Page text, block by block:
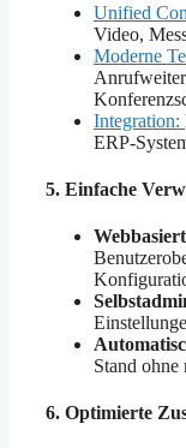
Unified
Video,
Moderne
Integration:
ERP-
5. Einfache
Stand
6. Optimierte